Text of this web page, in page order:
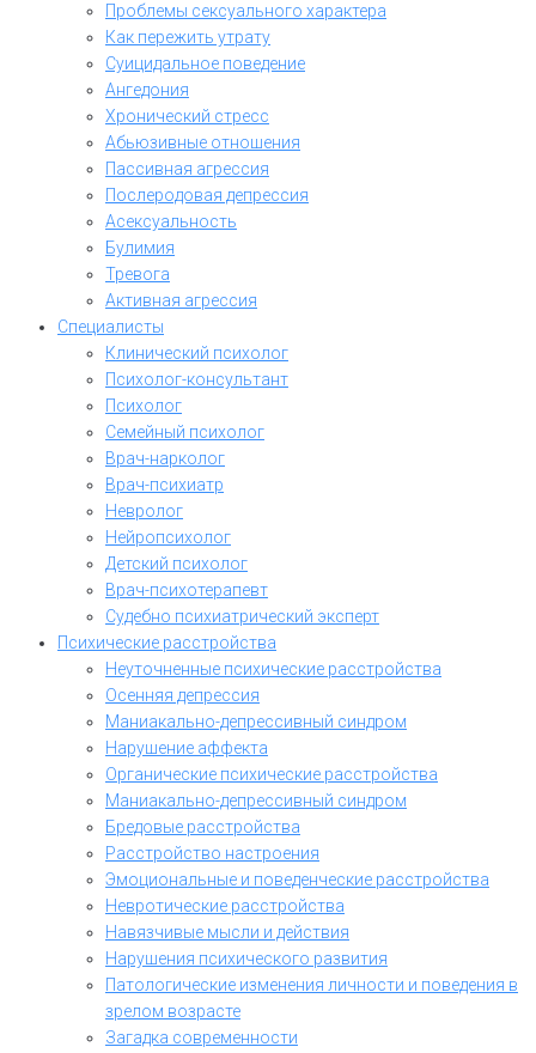
Проблемы сексуального характера
Как пережить утрату
Суицидальное поведение
Ангедония
Хронический стресс
Абьюзивные отношения
Пассивная агрессия
Послеродовая депрессия
Асексуальность
Булимия
Тревога
Активная агрессия
Специалисты
Клинический психолог
Психолог-консультант
Психолог
Семейный психолог
Врач-нарколог
Врач-психиатр
Невролог
Нейропсихолог
Детский психолог
Врач-психотерапевт
Судебно психиатрический эксперт
Психические расстройства
Неуточненные психические расстройства
Осенняя депрессия
Маниакально-депрессивный синдром
Нарушение аффекта
Органические психические расстройства
Маниакально-депрессивный синдром
Бредовые расстройства
Расстройство настроения
Эмоциональные и поведенческие расстройства
Невротические расстройства
Навязчивые мысли и действия
Нарушения психического развития
Патологические изменения личности и поведения в
зрелом возрасте
Загадка современности